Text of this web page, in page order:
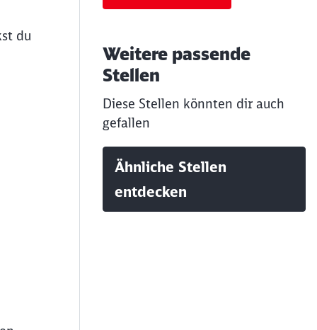
du
Weitere passende
Stellen
Diese Stellen könnten dir auch
gefallen
Ähnliche Stellen
entdecken